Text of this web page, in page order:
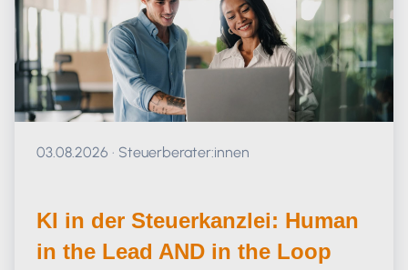
Veröffentlicht am 03.08.2026
03.08.2026 · Steuerberater:innen
KI in der Steuerkanzlei: Human
in the Lead AND in the Loop